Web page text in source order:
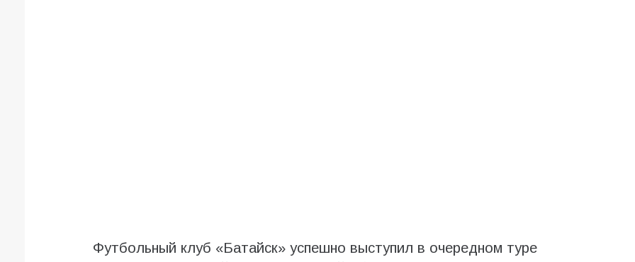
Футбольный клуб «Батайск» успешно выступил в очередном туре